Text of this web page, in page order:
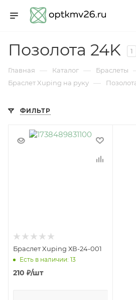
Позолота 24K 1
Главная — Каталог — Браслеты
Браслет Xuping на руку —
ФИЛЬТР
Браслет Xuping ХВ-24-001
Есть в наличии: 13
210 ₽/шт